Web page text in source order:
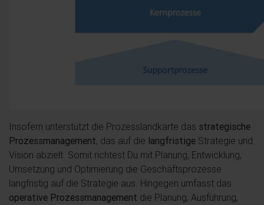
Insofern unterstützt die Prozesslandkarte das strategische
Prozessmanagement, das auf die langfristige Strategie und
Vision abzielt. Somit richtest Du mit Planung, Entwicklung,
Umsetzung und Optimierung die Geschäftsprozesse
langfristig auf die Strategie aus. Hingegen umfasst das
operative Prozessmanagement die Planung, Ausführung,